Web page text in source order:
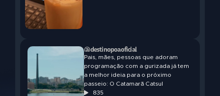
@destinopoaoficial
Pais, mães, pessoas que adoram
programação com a gurizada já tem
a melhor ideia para o próximo
passeio: O Catamarã Catsul
835